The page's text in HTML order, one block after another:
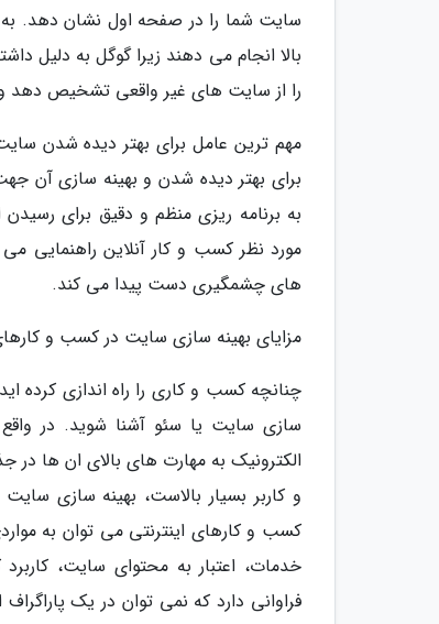
سایت شما را در صفحه اول نشان دهد. به
بالا انجام می دهند زیرا گوگل به دلیل
را از سایت های غیر واقعی تشخیص دهد
مهم ترین عامل برای بهتر دیده شدن
برای بهتر دیده شدن و بهینه سازی آن
به برنامه ریزی منظم و دقیق برای
مورد نظر کسب و کار آنلاین راهنمایی
های چشمگیری دست پیدا می کند.
مزایای بهینه سازی سایت در کسب و
چنانچه کسب و کاری را راه اندازی کرده
سازی سایت یا سئو آشنا شوید. در
الکترونیک به مهارت های بالای ان ها در
و کاربر بسیار بالاست، بهینه سازی
کسب و کارهای اینترنتی می توان به
خدمات، اعتبار به محتوای سایت،
فراوانی دارد که نمی توان در یک